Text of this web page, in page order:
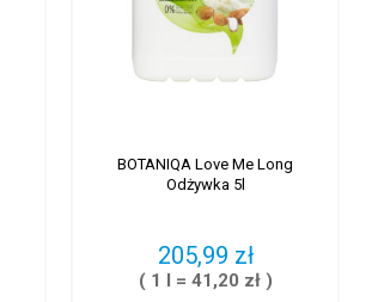
BOTANIQA Love Me Long
Odżywka 5l
205,99 zł
( 1 l = 41,20 zł )